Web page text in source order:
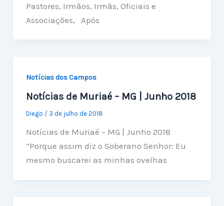
Pastores, Irmãos, Irmãs, Oficiais e
Associações, Após
Notícias dos Campos
Notícias de Muriaé – MG | Junho 2018
Diego / 3 de julho de 2018
Notícias de Muriaé – MG | Junho 2018
“Porque assim diz o Soberano Senhor: Eu
mesmo buscarei as minhas ovelhas